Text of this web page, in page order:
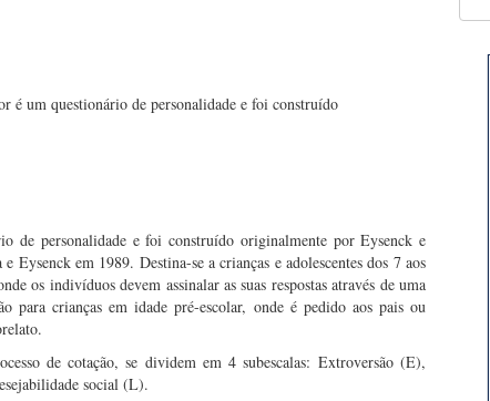
é um questionário de personalidade e foi construído
de personalidade e foi construído originalmente por Eysenck e
Eysenck em 1989. Destina-se a crianças e adolescentes dos 7 aos
os indivíduos devem assinalar as suas respostas através de uma
para crianças em idade pré-escolar, onde é pedido aos pais ou
de cotação, se dividem em 4 subescalas: Extroversão (E),
social (L).